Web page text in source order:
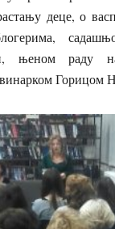
деце, о
њеном раду
Горицом